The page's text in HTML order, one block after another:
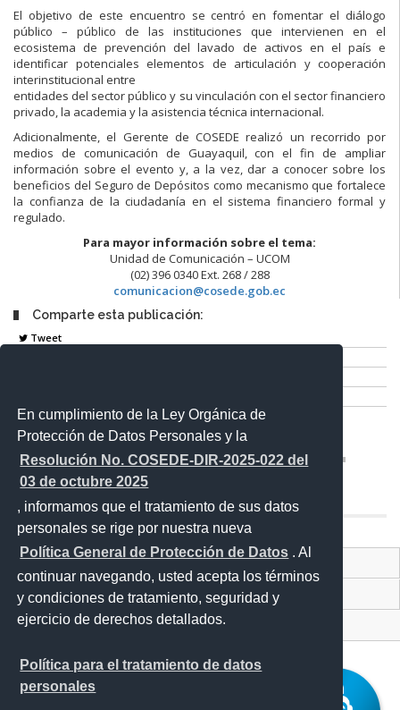
En cumplimiento de la Ley Orgánica de
Protección de Datos Personales y la
Resolución No. COSEDE-DIR-2025-022 del
03 de octubre 2025
, informamos que el tratamiento de sus datos
personales se rige por nuestra nueva
Política General de Protección de Datos . Al
continuar navegando, usted acepta los términos
y condiciones de tratamiento, seguridad y
ejercicio de derechos detallados.
Política para el tratamiento de datos
personales
El objetivo de este encuentro se centró en fomentar el diálogo
público – público de las instituciones que intervienen en el
ecosistema de prevención del lavado de activos en el país e
identificar potenciales elementos de articulación y cooperación
interinstitucional entre
entidades del sector público y su vinculación con el sector financiero
privado, la academia y la asistencia técnica internacional.
Adicionalmente, el Gerente de COSEDE realizó un recorrido por
medios de comunicación de Guayaquil, con el fin de ampliar
información sobre el evento y, a la vez, dar a conocer sobre los
beneficios del Seguro de Depósitos como mecanismo que fortalece
la confianza de la ciudadanía en el sistema financiero formal y
regulado.
Para mayor información sobre el tema:
Unidad de Comunicación – UCOM
(02) 396 0340 Ext. 268 / 288
comunicacion@cosede.gob.ec
Comparte esta publicación:
Tweet
Entérate
Contacto Ciudadano
Proyecto Personajes Emblemáticos
Sistema Nacional de Información (SNI)